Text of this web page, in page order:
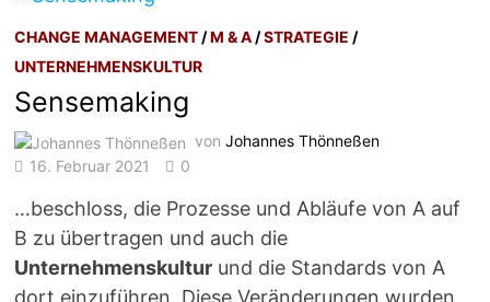
CHANGE MANAGEMENT /M & A /STRATEGIE /
UNTERNEHMENSKULTUR
Sensemaking
vonJohannes Thönneßen
16. Februar 2021
0
…beschloss, die Prozesse und Abläufe von A auf
B zu übertragen und auch die
Unternehmenskultur und die Standards von A
dort einzuführen. Diese Veränderungen wurden